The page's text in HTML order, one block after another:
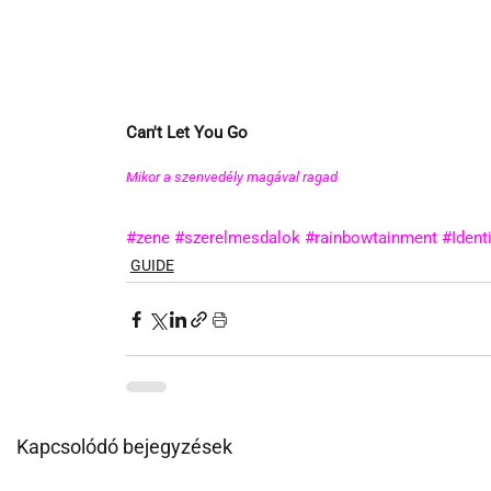
Can't Let You Go
Mikor a szenvedély magával ragad
#zene #szerelmesdalok #rainbowtainment
GUIDE
Kapcsolódó bejegyzések